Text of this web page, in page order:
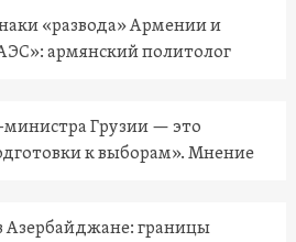
«развода» Армении и
армянский политолог
министра Грузии — это
к выборам». Мнение
Азербайджане: границы